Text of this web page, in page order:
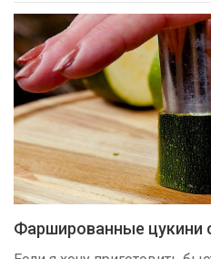
Фаршированные цукини